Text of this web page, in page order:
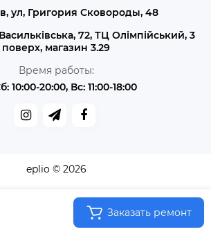
Заказать ремонт
ул, Григория Сковороды, 48
72, ТЦ Олімпійський, 3
поверх, магазин 3.29
Время работы:
10:00-20:00, Вс: 11:00-18:00
eplio © 2026